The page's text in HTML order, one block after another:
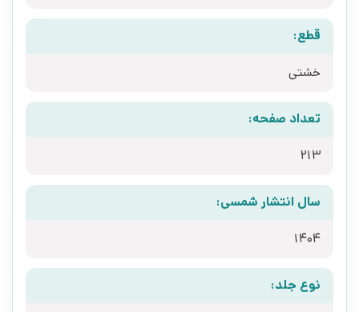
قطع:
خشتی
تعداد صفحه:
213
سال انتشار شمسی:
1404
نوع جلد: